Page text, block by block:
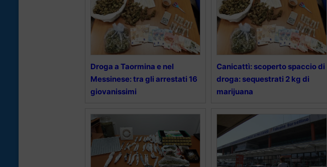
Droga a Taormina e nel
Messinese: tra gli arrestati 16
giovanissimi
Canicattì: scoperto spaccio di
droga: sequestrati 2 kg di
marijuana